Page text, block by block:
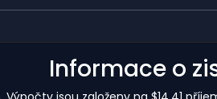
Informace o